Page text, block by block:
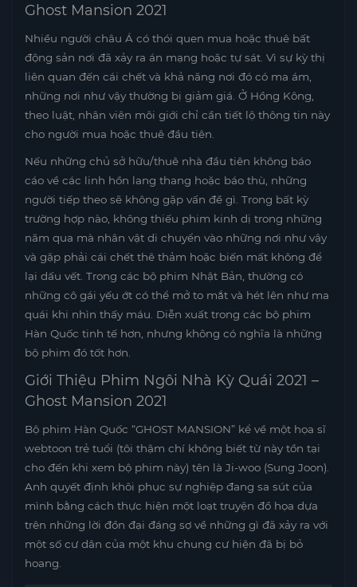
Ghost Mansion 2021
Nhiều người châu Á có thói quen mua hoặc thuê bất
động sản nơi đã xảy ra án mạng hoặc tự sát. Vì sự kỳ thị
liên quan đến cái chết và khả năng nơi đó có ma ám,
những nơi như vậy thường bị giảm giá. Ở Hồng Kông,
theo luật, nhân viên môi giới chỉ cần tiết lộ thông tin này
cho người mua hoặc thuê đầu tiên.
Nếu những chủ sở hữu/thuê nhà đầu tiên không báo
cáo về các linh hồn lang thang hoặc báo thù, những
người tiếp theo sẽ không gặp vấn đề gì. Trong bất kỳ
trường hợp nào, không thiếu phim kinh dị trong những
năm qua mà nhân vật di chuyển vào những nơi như vậy
và gặp phải cái chết thê thảm hoặc biến mất không để
lại dấu vết. Trong các bộ phim Nhật Bản, thường có
những cô gái yếu ớt có thể mở to mắt và hét lên như ma
quái khi nhìn thấy máu. Diễn xuất trong các bộ phim
Hàn Quốc tinh tế hơn, nhưng không có nghĩa là những
bộ phim đó tốt hơn.
Giới Thiệu Phim Ngôi Nhà Kỳ Quái 2021 –
Ghost Mansion 2021
Bộ phim Hàn Quốc “GHOST MANSION” kể về một họa sĩ
webtoon trẻ tuổi (tôi thậm chí không biết từ này tồn tại
cho đến khi xem bộ phim này) tên là Ji-woo (Sung Joon).
Anh quyết định khôi phục sự nghiệp đang sa sút của
mình bằng cách thực hiện một loạt truyện đồ họa dựa
trên những lời đồn đại đáng sợ về những gì đã xảy ra với
một số cư dân của một khu chung cư hiện đã bị bỏ
hoang.